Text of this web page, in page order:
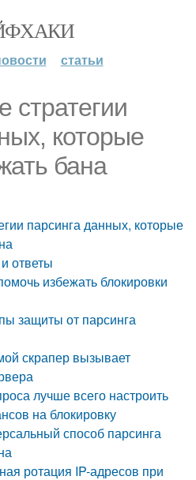
статьи
которые
бана
парсинга данных, которые
ответы
избежать блокировки
защиты от парсинга
скрапер вызывает
лучше всего настроить
на блокировку
способ парсинга
ротация IP-адресов при